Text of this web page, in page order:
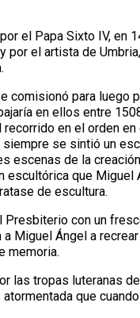
el Papa Sixto IV,
el artista de
comisionó para
en ellos entre
en el orden
se sintió un
escenas de la
que
de escultura.
con un
Ángel a
memoria.
las tropas luteranas
que